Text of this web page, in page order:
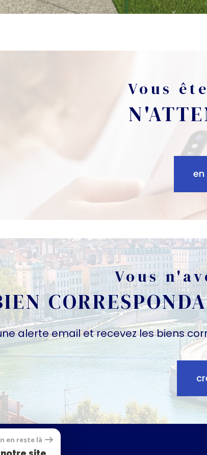
Vous
en
Vous
alerte email et recevez les biens
en reste là